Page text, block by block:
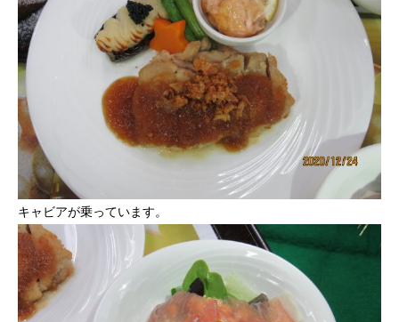
キャビアが乗っています。